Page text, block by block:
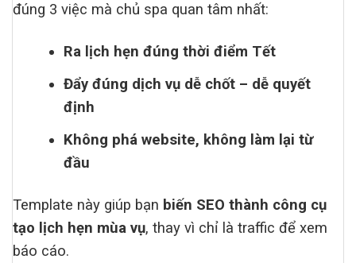
đúng 3 việc mà chủ spa quan tâm nhất:
Ra lịch hẹn đúng thời điểm Tết
Đẩy đúng dịch vụ dễ chốt – dễ quyết
định
Không phá website, không làm lại từ
đầu
Template này giúp bạn biến SEO thành công cụ
tạo lịch hẹn mùa vụ, thay vì chỉ là traffic để xem
báo cáo.